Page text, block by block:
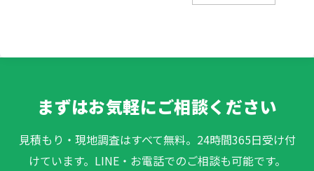
まずはお気軽にご相談ください
見積もり・現地調査はすべて無料。24時間365日受け付
けています。LINE・お電話でのご相談も可能です。